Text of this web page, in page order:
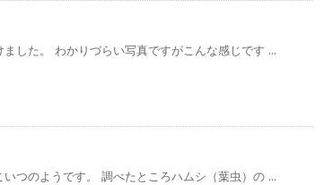
した。 わかりづらい写真ですがこんな感じです ...
つのようです。 調べたところハムシ（葉虫）の ...